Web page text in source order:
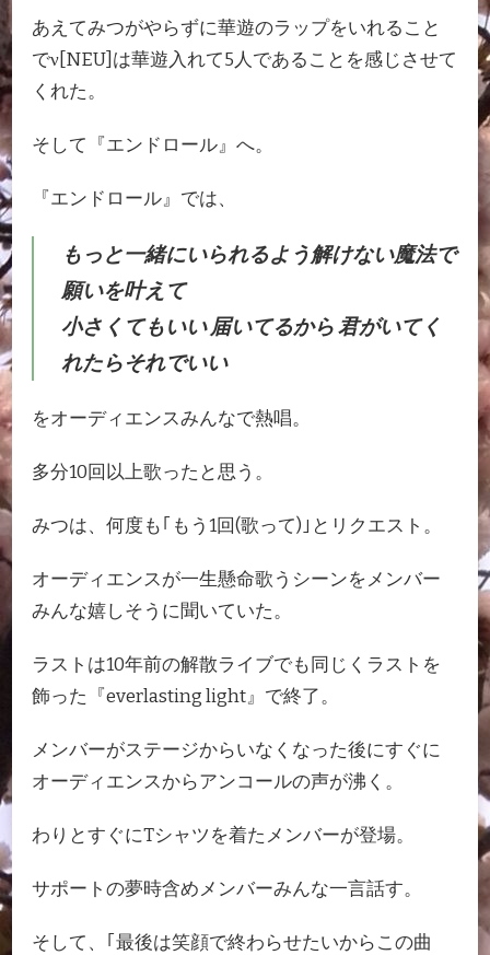
あえてみつがやらずに華遊のラップをいれること
でν[NEU]は華遊入れて5人であることを感じさせて
くれた。
そして『エンドロール』へ。
『エンドロール』では、
もっと一緒にいられるよう解けない魔法で
願いを叶えて
小さくてもいい 届いてるから 君がいてく
れたらそれでいい
をオーディエンスみんなで熱唱。
多分10回以上歌ったと思う。
みつは、何度も｢もう1回(歌って)｣とリクエスト。
オーディエンスが一生懸命歌うシーンをメンバー
みんな嬉しそうに聞いていた。
ラストは10年前の解散ライブでも同じくラストを
飾った『everlasting light』で終了。
メンバーがステージからいなくなった後にすぐに
オーディエンスからアンコールの声が沸く。
わりとすぐにTシャツを着たメンバーが登場。
サポートの夢時含めメンバーみんな一言話す。
そして、｢最後は笑顔で終わらせたいからこの曲